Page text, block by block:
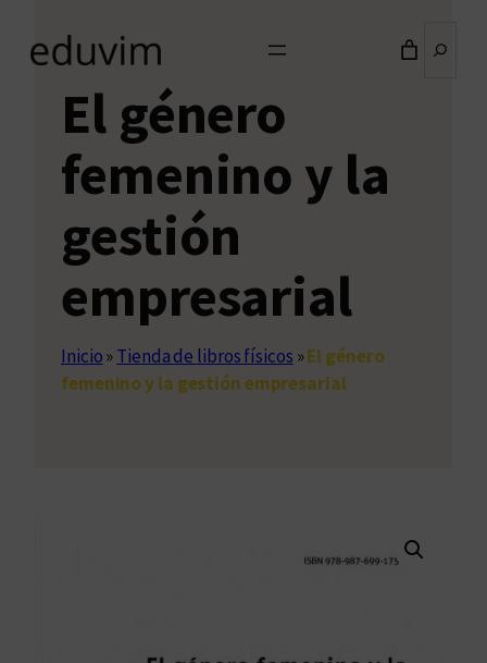
El género
femenino y la
gestión
empresarial
Inicio»Tienda de libros físicos »El género
femenino y la gestión empresarial